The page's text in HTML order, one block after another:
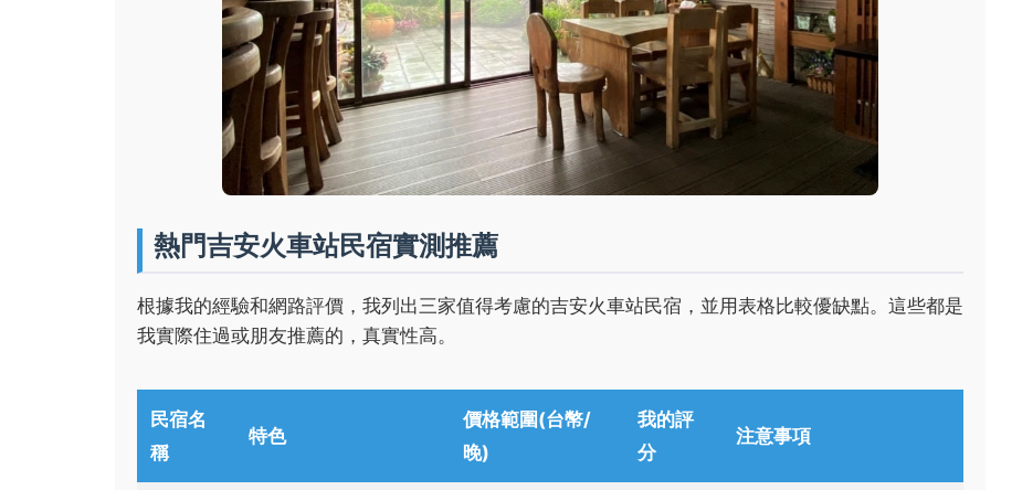
熱門吉安火車站民宿實測推薦
根據我的經驗和網路評價，我列出三家值得考慮的吉安火車站民宿，並用表格比較優缺點。這些都是
我實際住過或朋友推薦的，真實性高。
民宿名
稱
特色
價格範圍(台幣/
晚)
我的評
分
注意事項